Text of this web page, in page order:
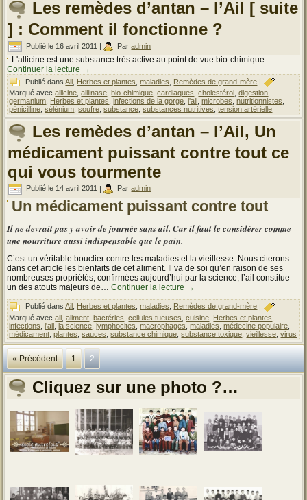
Les remèdes d’antan – l’Ail [ suite
] : Comment il fonctionne ?
Publié le 16 avril 2011 | Par admin
L'allicine est une substance très active au point de vue bio-chimique.
Continuer la lecture →
Publié dans Ail Herbes et plantes ,maladies Remèdes de grand-mère |
Marqué avec allicine ,alliinase ,bio-chimique ,cardiaques ,cholestérol ,digestion
germanium Herbes et plantes ,infections de la gorge ,l'ail ,microbes ,nutritionnistes
pénicilline ,sélénium ,soufre ,substance ,substances nutritives ,tension artérielle
Les remèdes d’antan – l’Ail, Un
médicament puissant contre tout ce
qui vous tourmente
Publié le 14 avril 2011 | Par admin
Un médicament puissant contre tout
Il ne devrait pas y avoir de journée sans ail. Car il faut le considérer comme
une nourriture aussi indispensable que le pain.
C’est un véritable bouclier contre les maladies et la vieillesse. Nous citerons
dans cet article les bienfaits de cet aliment. Il va de soi qu’en raison de ses
nombreuses propriétés, confirmées aujourd’hui par la science, l’ail constitue
un des atouts majeurs de…Continuer la lecture →
Publié dans Ail , Herbes et plantes,maladies, Remèdes de grand-mère |
Marqué avec ail ,aliment ,bactéries ,cellules tueuses ,cuisine Herbes et plantes
infections ,l'ail ,la science ,lymphocites ,macrophages ,maladies ,médecine populaire
médicament ,plantes ,sauces ,substance chimique ,substance toxique ,vieillesse ,virus
« Précédent 1 2
Cliquez sur une photo ?…